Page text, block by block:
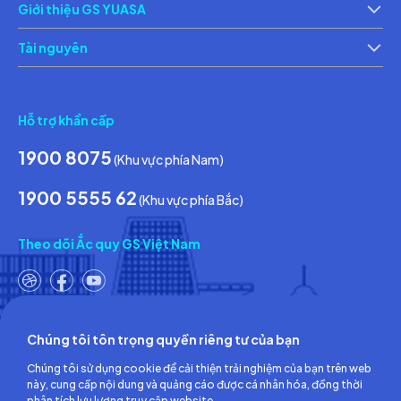
Giới thiệu GS YUASA
Tài nguyên
Hỗ trợ khẩn cấp
1900 8075(Khu vực phía Nam)
1900 5555 62(Khu vực phía Bắc)
Theo dõi Ắc quy GS Việt Nam
Công ty TNHH Ắc quy GS Việt Nam
Số 18, đường số 3, KCN Việt Nam-Singapore,
Phường Bình Hòa, TP.Hồ Chí Minh, Việt Nam
Chúng tôi tôn trọng quyền riêng tư của bạn
Chúng tôi sử dụng cookie để cải thiện trải nghiệm của bạn trên web
này, cung cấp nội dung và quảng cáo được cá nhân hóa, đồng thời